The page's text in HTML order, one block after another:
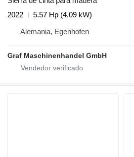
2022
5.57 Hp (4.09 kW)
Alemania, Egenhofen
Graf Maschinenhandel GmbH